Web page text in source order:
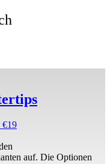
€19
auf. Die Optionen